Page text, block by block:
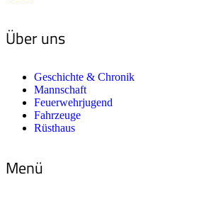
Über uns
Geschichte & Chronik
Mannschaft
Feuerwehrjugend
Fahrzeuge
Rüsthaus
Menü